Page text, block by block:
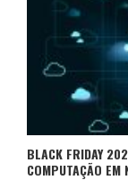
BLACK FRIDAY
COMPUTAÇÃO EM